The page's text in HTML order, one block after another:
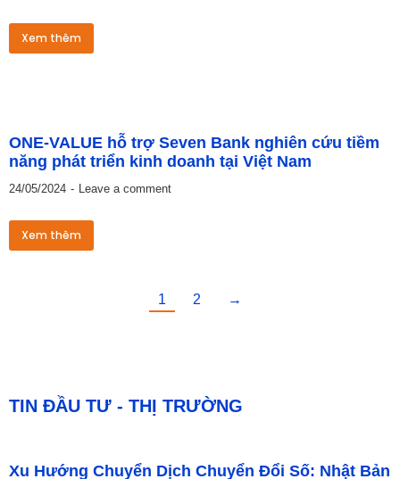
Xem thêm
ONE-VALUE hỗ trợ Seven Bank nghiên cứu tiềm
năng phát triển kinh doanh tại Việt Nam
24/05/2024 Leave a comment
Xem thêm
1 2 →
TIN ĐẦU TƯ - THỊ TRƯỜNG
Xu Hướng Chuyển Dịch Chuyển Đổi Số: Nhật Bản